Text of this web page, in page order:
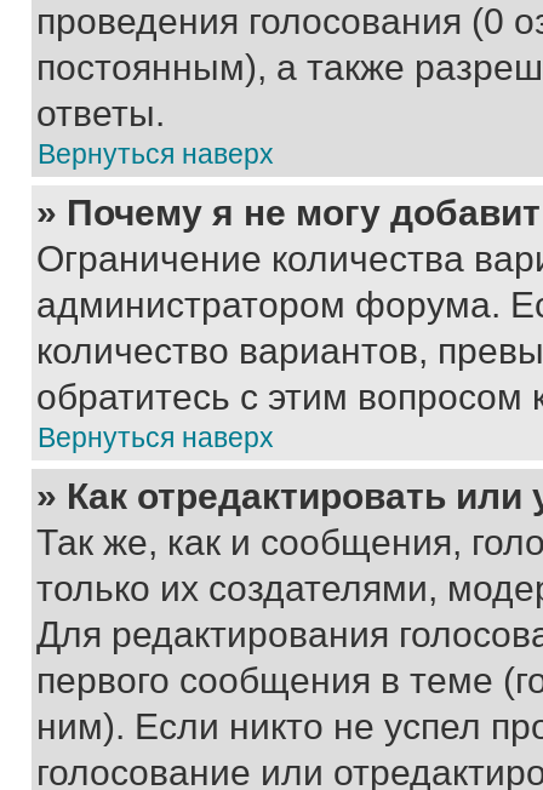
проведения голосования (0
постоянным), а также
ответы.
Вернуться наверх
» Почему я не могу
Ограничение количества
администратором форума.
количество вариантов,
обратитесь с этим вопросом
Вернуться наверх
» Как отредактировать
Так же, как и сообщения,
только их создателями,
Для редактирования
первого сообщения в теме
ним). Если никто не успел
голосование или